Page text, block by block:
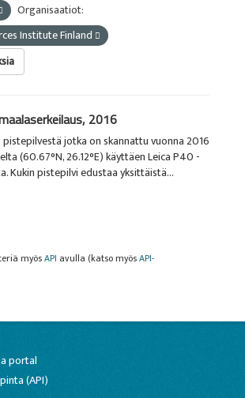
Organisaatiot:
Institute Finland
2016
jotka on skannattu vuonna 2016
(60.67°N, 26.12°E) käyttäen Leica P40 -
Kukin pistepilvi edustaa yksittäistä...
myösAPI avulla (katso myösAPI-
portal
(API)